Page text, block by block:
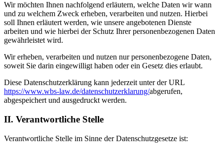
Wir möchten Ihnen nachfolgend erläutern, welche Daten wir wann
und zu welchem Zweck erheben, verarbeiten und nutzen. Hierbei
soll Ihnen erläutert werden, wie unsere angebotenen Dienste
arbeiten und wie hierbei der Schutz Ihrer personenbezogenen Daten
gewährleistet wird.
Wir erheben, verarbeiten und nutzen nur personenbezogene Daten,
soweit Sie darin eingewilligt haben oder ein Gesetz dies erlaubt.
Diese Datenschutzerklärung kann jederzeit unter der URL
https://www.wbs-law.de/datenschutzerklarung/abgerufen,
abgespeichert und ausgedruckt werden.
II. Verantwortliche Stelle
Verantwortliche Stelle im Sinne der Datenschutzgesetze ist: